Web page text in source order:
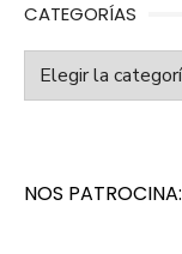
CATEGORÍAS
Categorías
NOS PATROCINA: